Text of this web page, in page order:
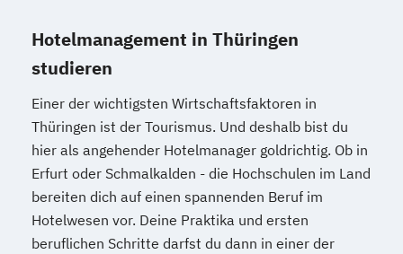
Hotelmanagement in Thüringen
studieren
Einer der wichtigsten Wirtschaftsfaktoren in
Thüringen ist der Tourismus. Und deshalb bist du
hier als angehender Hotelmanager goldrichtig. Ob in
Erfurt oder Schmalkalden - die Hochschulen im Land
bereiten dich auf einen spannenden Beruf im
Hotelwesen vor. Deine Praktika und ersten
beruflichen Schritte darfst du dann in einer der